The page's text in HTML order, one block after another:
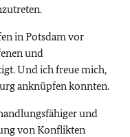
in Potsdam vor
und
Und ich freue mich,
anknüpfen konnten.
und
von Konflikten